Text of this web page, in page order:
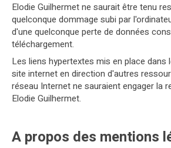
Elodie Guilhermet ne saurait être tenu
quelconque dommage subi par
d'une quelconque perte de données
téléchargement.
Les liens hypertextes mis en place dans
site internet en direction d'autres
réseau Internet ne sauraient engager la
Elodie Guilhermet.
A propos des mentions